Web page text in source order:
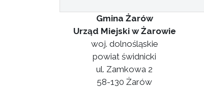
Gmina Żarów
Urząd Miejski w Żarowie
woj. dolnośląskie
powiat świdnicki
ul. Zamkowa 2
58-130 Żarów